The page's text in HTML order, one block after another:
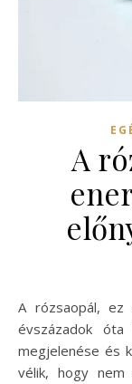
A
A rózsaopál, ez a gyönyörű és misztikus ásvány, már
évszázadok óta
megjelenése és
vélik, hogy nem